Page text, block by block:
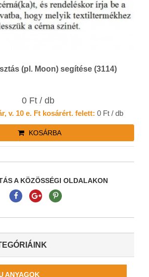
(pl. Moon) segítése (3114)
0 Ft / db
v. 10 e. Ft kosárért. felett: 0 Ft / db
KOSÁRBA
A KÖZÖSSÉGI OLDALAKON
ANYAGOK